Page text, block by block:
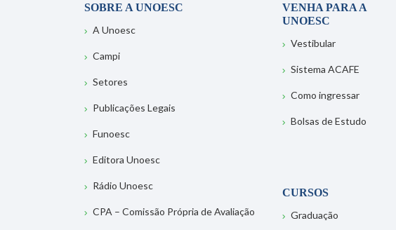
SOBRE A UNOESC
A Unoesc
Campi
Setores
Publicações Legais
Funoesc
Editora Unoesc
Rádio Unoesc
CPA – Comissão Própria de Avaliação
VENHA PARA A
UNOESC
Vestibular
Sistema ACAFE
Como ingressar
Bolsas de Estudo
CURSOS
Graduação